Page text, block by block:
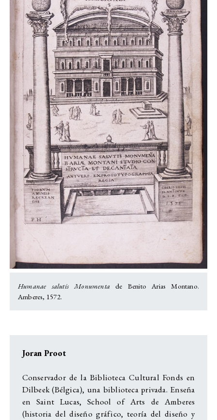
Humanae salutis Monumentade Benito Arias Montano.
Amberes, 1572.
Joran Proot
Conservador de la Biblioteca Cultural Fonds en
Dilbeek (Bélgica), una biblioteca privada. Enseña
en Saint Lucas, School of Arts de Amberes
(historia del diseño gráfico, teoría del diseño y